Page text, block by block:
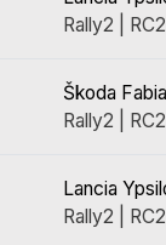
Rally2 | RC2
Škoda
Rally2 | RC2
Lancia
Rally2 | RC2